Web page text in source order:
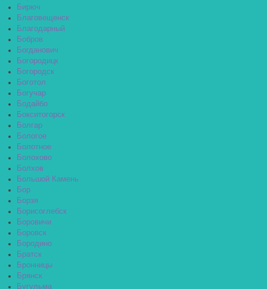
Бирюч
Благовещенск
Благодарный
Бобров
Богданович
Богородицк
Богородск
Боготол
Богучар
Бодайбо
Бокситогорск
Болгар
Бологое
Болотное
Болохово
Болхов
Большой Камень
Бор
Борзя
Борисоглебск
Боровичи
Боровск
Бородино
Братск
Бронницы
Брянск
Бугульма